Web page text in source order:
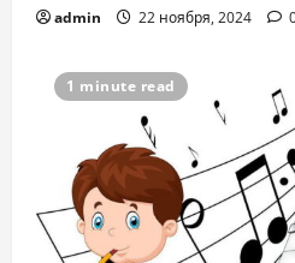
admin 22 ноября, 2024
1 minute read